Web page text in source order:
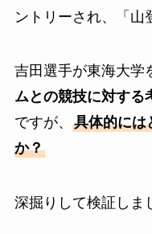
ントリーされ、「山
吉田選手が東海大学
ムとの競技に対する
ですが、 具体的には
か？
深掘りして検証しま